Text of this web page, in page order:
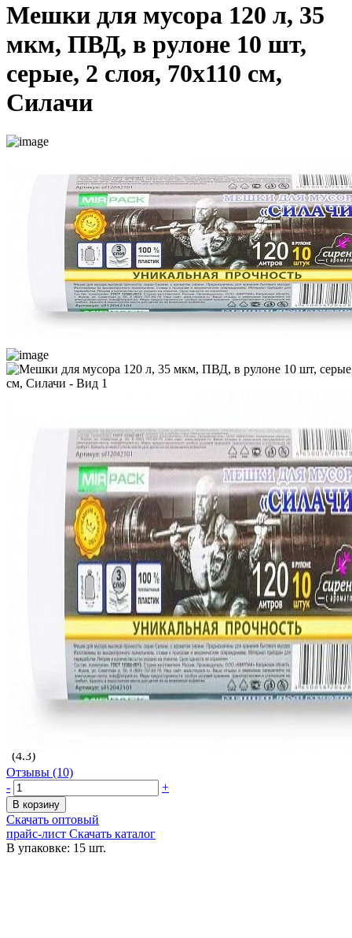
Мешки для мусора 120 л, 35
мкм, ПВД, в рулоне 10 шт,
серые, 2 слоя, 70х110 см,
Силачи
К сравнению
Поделиться
Скопировать ссылку
ВКонтакте
Одноклассники
Telegram
Распечатать
(4.3)
Отзывы (10)
-
+
В корзину
Скачать оптовый
прайс-лист Скачать каталог
В упаковке: 15 шт.